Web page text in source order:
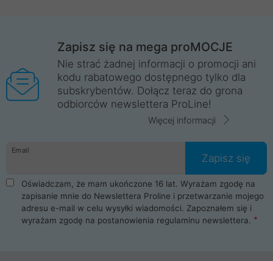
Zapisz się na mega proMOCJE
Nie strać żadnej informacji o promocji ani
kodu rabatowego dostępnego tylko dla
subskrybentów. Dołącz teraz do grona
odbiorców newslettera ProLine!
Więcej informacji
Email
Zapisz się
Oświadczam, że mam ukończone 16 lat. Wyrażam zgodę na
zapisanie mnie do Newslettera Proline i przetwarzanie mojego
adresu e-mail w celu wysyłki wiadomości. Zapoznałem się i
wyrażam zgodę na postanowienia regulaminu newslettera.